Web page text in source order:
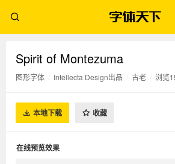
Spirit of Montezuma
图形字体 Intellecta Design出品 古老 浏览
本地下载 收藏
在线预览效果